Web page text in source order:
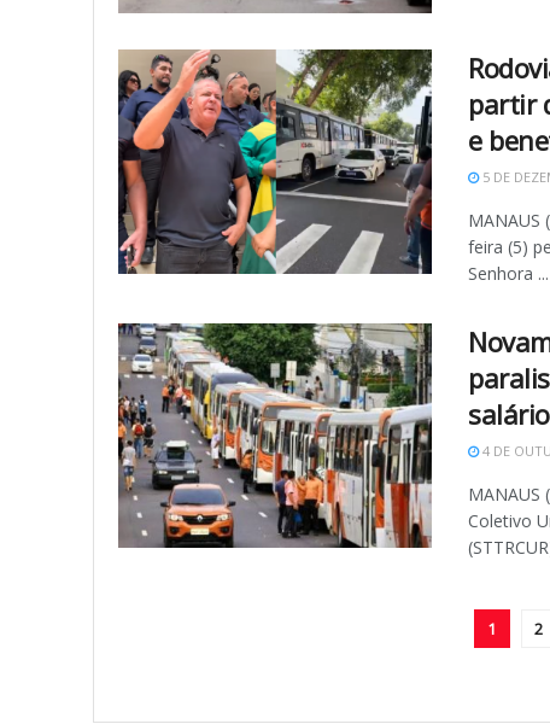
partir
e
5 DE
MANAUS
feira (5)
Senhora ...
4 DE
MANAUS
Coletivo
1 2